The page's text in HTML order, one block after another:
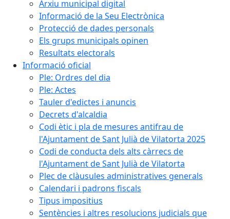
Arxiu municipal digital
Informació de la Seu Electrònica
Protecció de dades personals
Els grups municipals opinen
Resultats electorals
Informació oficial
Ple: Ordres del dia
Ple: Actes
Tauler d'edictes i anuncis
Decrets d'alcaldia
Codi ètic i pla de mesures antifrau de
l'Ajuntament de Sant Julià de Vilatorta 2025
Codi de conducta dels alts càrrecs de
l'Ajuntament de Sant Julià de Vilatorta
Plec de clàusules administratives generals
Calendari i padrons fiscals
Tipus impositius
Sentències i altres resolucions judicials que